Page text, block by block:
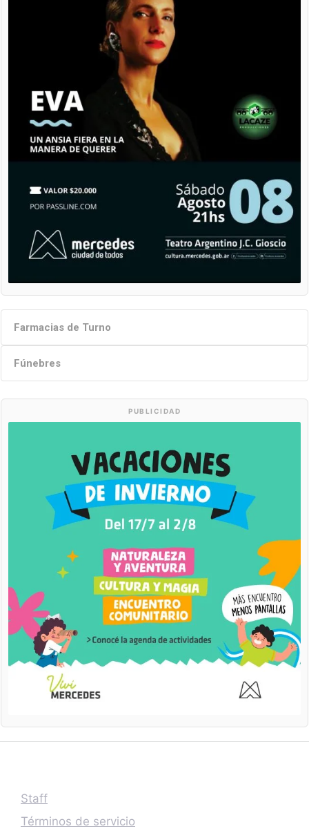
Farmacias de Turno
Fúnebres
PUBLICIDAD
Staff
Términos de servicio